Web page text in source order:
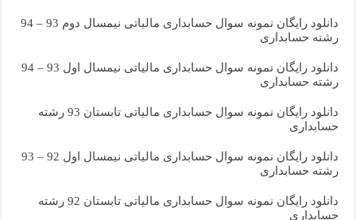
دانلود رایگان نمونه سوال حسابداری مالیاتی نیمسال دوم 93 – 94
رشته حسابداری
دانلود رایگان نمونه سوال حسابداری مالیاتی نیمسال اول 93 – 94
رشته حسابداری
دانلود رایگان نمونه سوال حسابداری مالیاتی تابستان 93 رشته
حسابداری
دانلود رایگان نمونه سوال حسابداری مالیاتی نیمسال اول 92 – 93
رشته حسابداری
دانلود رایگان نمونه سوال حسابداری مالیاتی تابستان 92 رشته
حسابداری